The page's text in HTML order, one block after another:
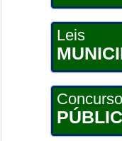
Leis